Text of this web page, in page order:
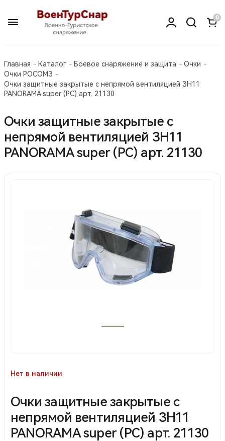
0
Главная Каталог Боевое снаряжение и защита
Очки
Очки РОСОМЗ
Очки защитные закрытые с непрямой вентиляцией ЗН11
PANORAMA super (PC) арт. 21130
Очки защитные закрытые с
непрямой вентиляцией ЗН11
PANORAMA super (PC) арт. 21130
Нет в наличии
Очки защитные закрытые с
непрямой вентиляцией ЗН11
PANORAMA super (PC) арт. 21130